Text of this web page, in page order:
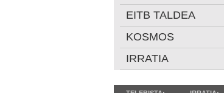
EITB TALDEA
KOSMOS
IRRATIA